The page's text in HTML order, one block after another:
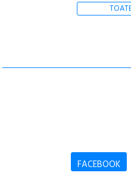
FACEBOOK